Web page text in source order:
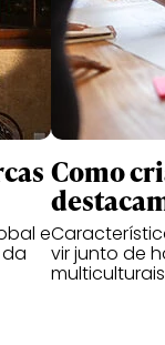
e
Como
vir junto de
multiculturais